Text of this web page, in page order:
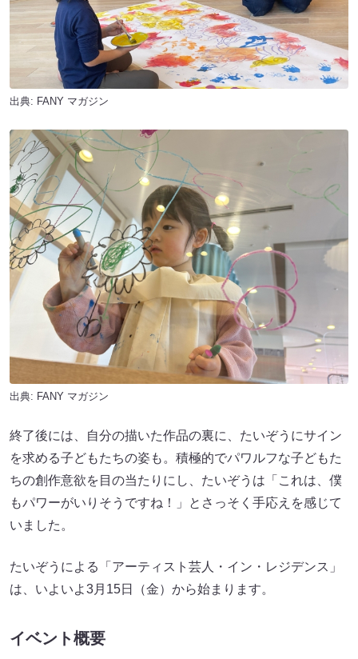
出典: FANY マガジン
出典: FANY マガジン
終了後には、自分の描いた作品の裏に、たいぞうにサイン
を求める子どもたちの姿も。積極的でパワルフな子どもた
ちの創作意欲を目の当たりにし、たいぞうは「これは、僕
もパワーがいりそうですね！」とさっそく手応えを感じて
いました。
たいぞうによる「アーティスト芸人・イン・レジデンス」
は、いよいよ3月15日（金）から始まります。
イベント概要